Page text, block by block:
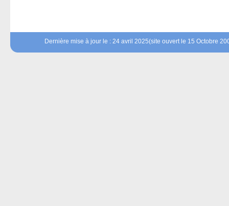
Dernière mise à jour le : 24 avril 2025(site ouvert le 15 Octobre